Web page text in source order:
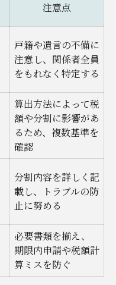
注意点
戸籍や遺言の不備に
注意し、関係者全員
をもれなく特定する
算出方法によって税
額や分割に影響があ
るため、複数基準を
確認
分割内容を詳しく記
載し、トラブルの防
止に努める
必要書類を揃え、
期限内申請や税額計
算ミスを防ぐ